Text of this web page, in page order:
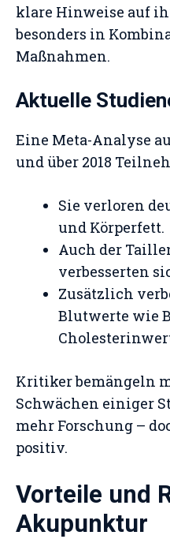
klare Hinweise auf
besonders in
Maßnahmen.
Aktuelle
Eine Meta-Analyse
und über 2018
Sie verloren
und Körperfett.
Auch der
verbesserten
Zusätzlich
Blutwerte wie
Kritiker bemängeln
Schwächen einiger
mehr Forschung –
positiv.
Vorteile und
Akupunktur